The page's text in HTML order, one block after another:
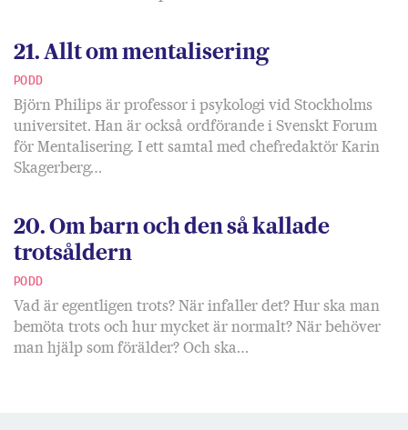
21. Allt om mentalisering
PODD
Björn Philips är professor i psykologi vid Stockholms
universitet. Han är också ordförande i Svenskt Forum
för Mentalisering. I ett samtal med chefredaktör Karin
Skagerberg…
20. Om barn och den så kallade
trotsåldern
PODD
Vad är egentligen trots? När infaller det? Hur ska man
bemöta trots och hur mycket är normalt? När behöver
man hjälp som förälder? Och ska…